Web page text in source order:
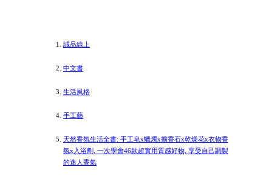
誠品線上
中文書
生活風格
手工藝
天然香氛生活全書: 手工皂x蠟燭x擴香石x乾燥花x衣物香
氛x入浴劑, 一次學會46款超實用質感好物, 享受自己調製
的迷人香氣